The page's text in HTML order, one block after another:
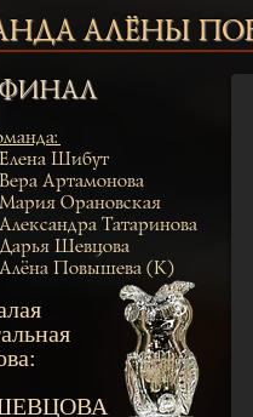
АЛЁНЫ
ФИНАЛ
:
Елена Шибут
Вера Артамонова
Мария Орановская
Александра Татаринова
Дарья Шевцова
Алёна Повышева (К)